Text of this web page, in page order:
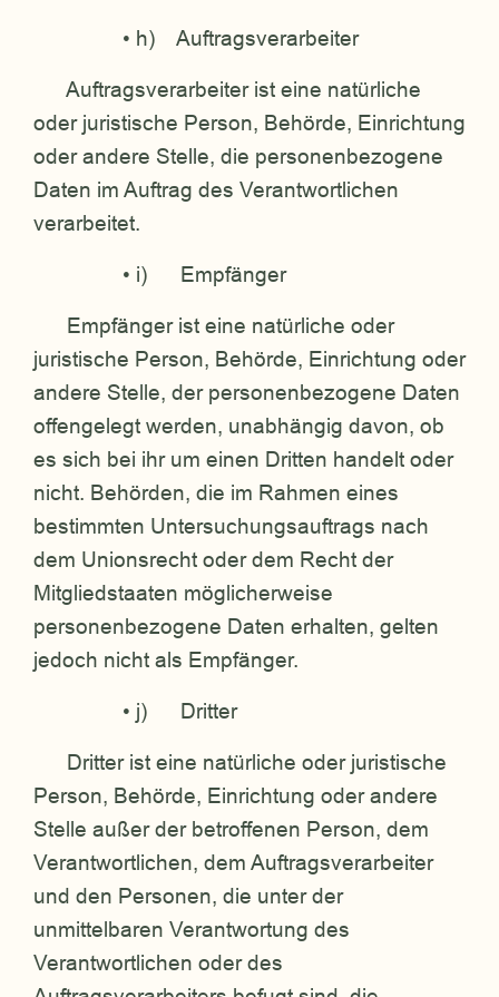
• h) Auftragsverarbeiter
Auftragsverarbeiter ist eine natürliche
oder juristische Person, Behörde, Einrichtung
oder andere Stelle, die personenbezogene
Daten im Auftrag des Verantwortlichen
verarbeitet.
• i) Empfänger
Empfänger ist eine natürliche oder
juristische Person, Behörde, Einrichtung oder
andere Stelle, der personenbezogene Daten
offengelegt werden, unabhängig davon, ob
es sich bei ihr um einen Dritten handelt oder
nicht. Behörden, die im Rahmen eines
bestimmten Untersuchungsauftrags nach
dem Unionsrecht oder dem Recht der
Mitgliedstaaten möglicherweise
personenbezogene Daten erhalten, gelten
jedoch nicht als Empfänger.
• j) Dritter
Dritter ist eine natürliche oder juristische
Person, Behörde, Einrichtung oder andere
Stelle außer der betroffenen Person, dem
Verantwortlichen, dem Auftragsverarbeiter
und den Personen, die unter der
unmittelbaren Verantwortung des
Verantwortlichen oder des